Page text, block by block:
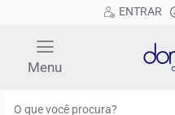
ENTRAR